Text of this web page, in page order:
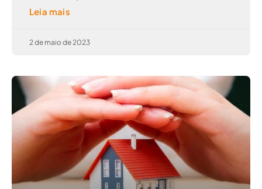
Leia mais
2 de maio de 2023